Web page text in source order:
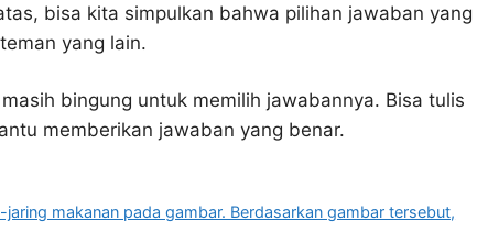
bisa kita simpulkan bahwa pilihan jawaban yang
yang lain.
bingung untuk memilih jawabannya. Bisa tulis
memberikan jawaban yang benar.
makanan pada gambar. Berdasarkan gambar tersebut,